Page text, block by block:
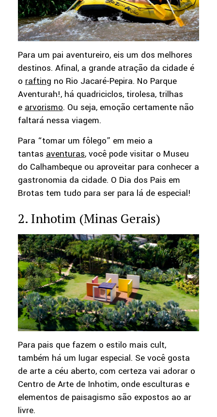
Para um pai aventureiro, eis um dos melhores
destinos. Afinal, a grande atração da cidade é
orafting no Rio Jacaré-Pepira. No Parque
Aventurah!, há quadriciclos, tirolesa, trilhas
earvorismo. Ou seja, emoção certamente não
faltará nessa viagem.
Para “tomar um fôlego” em meio a
tantasaventuras, você pode visitar o Museu
do Calhambeque ou aproveitar para conhecer a
gastronomia da cidade. O Dia dos Pais em
Brotas tem tudo para ser para lá de especial!
2. Inhotim (Minas Gerais)
Para pais que fazem o estilo mais cult,
também há um lugar especial. Se você gosta
de arte a céu aberto, com certeza vai adorar o
Centro de Arte de Inhotim, onde esculturas e
elementos de paisagismo são expostos ao ar
livre.